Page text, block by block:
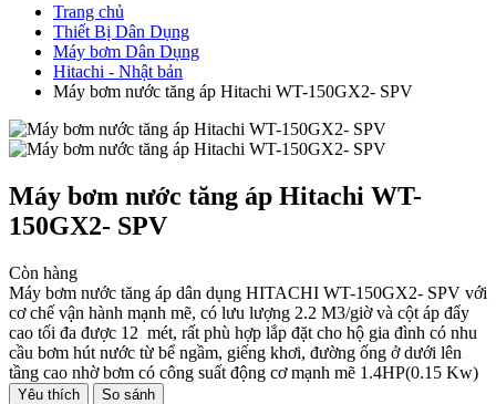
Trang chủ
Thiết Bị Dân Dụng
Máy bơm Dân Dụng
Hitachi - Nhật bản
Máy bơm nước tăng áp Hitachi WT-150GX2- SPV
Máy bơm nước tăng áp Hitachi WT-
150GX2- SPV
Còn hàng
Máy bơm nước tăng áp dân dụng HITACHI WT-150GX2- SPV với
cơ chế vận hành mạnh mẽ, có lưu lượng 2.2 M3/giờ và cột áp đẩy
cao tối đa được 12 mét, rất phù hợp lắp đặt cho hộ gia đình có nhu
cầu bơm hút nước từ bể ngầm, giếng khơi, đường ống ở dưới lên
tầng cao nhờ bơm có công suất động cơ mạnh mẽ 1.4HP(0.15 Kw)
Yêu thích So sánh